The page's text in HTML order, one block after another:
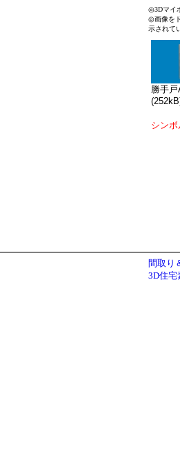
◎3Dマイ
◎画像を
示されて
勝手戸
シンボ
間取り
3D住宅